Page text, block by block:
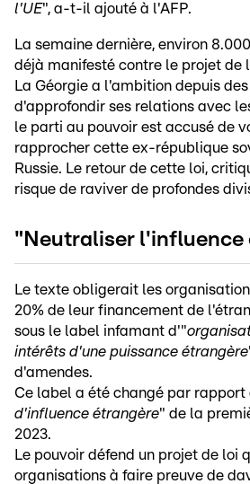
l'UE", a-t-il ajouté à l'AFP.
La semaine dernière, environ
déjà manifesté contre le projet de
La Géorgie a l'ambition depuis
d'approfondir ses relations avec
le parti au pouvoir est accusé de
rapprocher cette ex-république
Russie. Le retour de cette loi,
risque de raviver de profondes
"Neutraliser l'influence
Le texte obligerait les
20% de leur financement de
sous le label infamant d'"
intérêts d'une puissance étrangère
d'amendes.
Ce label a été changé par rapport
d'influence étrangère" de la
2023.
Le pouvoir défend un projet de loi
organisations à faire preuve de